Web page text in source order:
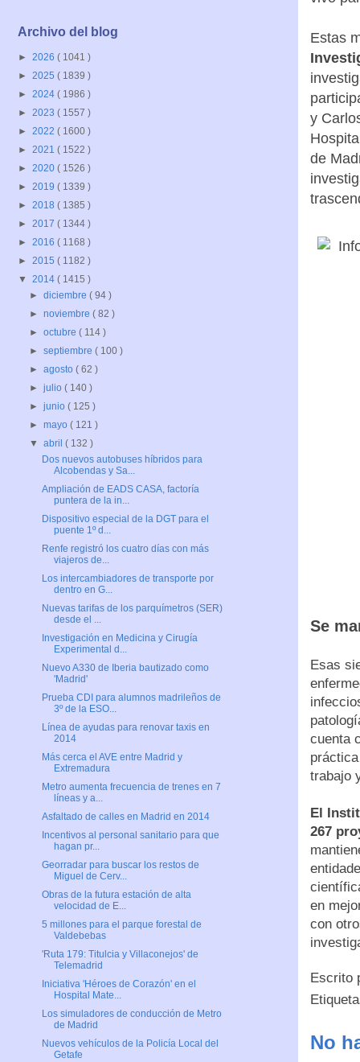
Estas
y
de
Se
Esas
cuenta
trabajo
El
267
en
con
Escrito
No
Archivo del blog
► 2026 ( 1041 )
► 2025 ( 1839 )
► 2024 ( 1986 )
► 2023 ( 1557 )
► 2022 ( 1600 )
► 2021 ( 1522 )
► 2020 ( 1526 )
► 2019 ( 1339 )
► 2018 ( 1385 )
► 2017 ( 1344 )
► 2016 ( 1168 )
► 2015 ( 1182 )
▼ 2014 ( 1415 )
►diciembre( 94 )
►noviembre( 82 )
►octubre( 114 )
►septiembre( 100 )
►agosto( 62 )
►julio( 140 )
►junio( 125 )
►mayo( 121 )
▼abril( 132 )
Dos nuevos autobuses híbridos para
Alcobendas y Sa...
Ampliación de EADS CASA, factoría
puntera de la in...
Dispositivo especial de la DGT para el
puente 1º d...
Renfe registró los cuatro días con más
viajeros de...
Los intercambiadores de transporte por
dentro en G...
Nuevas tarifas de los parquímetros (SER)
desde el ...
Investigación en Medicina y Cirugía
Experimental d...
Nuevo A330 de Iberia bautizado como
'Madrid'
Prueba CDI para alumnos madrileños de
3º de la ESO...
Línea de ayudas para renovar taxis en
2014
Más cerca el AVE entre Madrid y
Extremadura
Metro aumenta frecuencia de trenes en 7
líneas y a...
Asfaltado de calles en Madrid en 2014
Incentivos al personal sanitario para que
hagan pr...
Georradar para buscar los restos de
Miguel de Cerv...
Obras de la futura estación de alta
velocidad de E...
5 millones para el parque forestal de
Valdebebas
'Ruta 179: Titulcia y Villaconejos' de
Telemadrid
Iniciativa 'Héroes de Corazón' en el
Hospital Mate...
Los simuladores de conducción de Metro
de Madrid
Nuevos vehículos de la Policía Local del
Getafe